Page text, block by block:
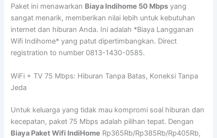
Paket ini menawarkan Biaya Indihome 50 Mbps yang
sangat menarik, memberikan nilai lebih untuk kebutuhan
internet dan hiburan Anda. Ini adalah *Biaya Langganan
Wifi Indihome* yang patut dipertimbangkan. Direct
registration to number 0813-1430-0585.
WiFi + TV 75 Mbps: Hiburan Tanpa Batas, Koneksi Tanpa
Jeda
Untuk keluarga yang tidak mau kompromi soal hiburan dan
kecepatan, paket 75 Mbps adalah pilihan tepat. Dengan
Biaya Paket Wifi IndiHome Rp365Rb/Rp385Rb/Rp405Rb,